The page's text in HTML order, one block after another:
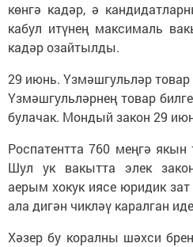
көнгә кадәр, ә
кабул итүнең максималь
кадәр озайтылды.
29 июнь. Үзмәшгульләр товар
Үзмәшгульләрнең товар
булачак. Мондый закон 29
Роспатентта 760 меңгә якын
Шул ук вакытта элек
аерым хокук иясе юридик
ала дигән чикләү каралган
Хәзер бу коралны шәхси